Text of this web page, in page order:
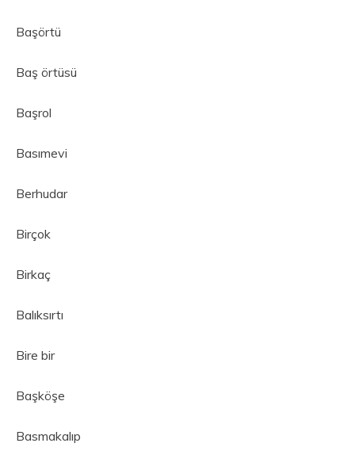
Başörtü
Baş örtüsü
Başrol
Basımevi
Berhudar
Birçok
Birkaç
Balıksırtı
Bire bir
Başköşe
Basmakalıp